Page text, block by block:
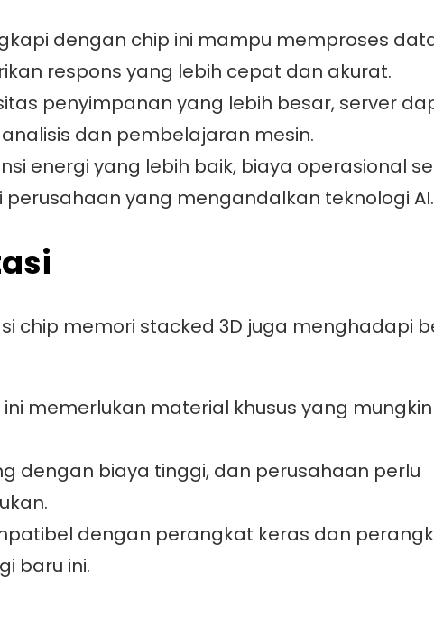
dengan chip ini mampu memproses
respons yang lebih cepat dan akurat.
penyimpanan yang lebih besar, server
dan pembelajaran mesin.
energi yang lebih baik, biaya operasional
yang mengandalkan teknologi AI.
chip memori stacked 3D juga menghadapi
ini memerlukan material khusus yang
dengan biaya tinggi, dan perusahaan perlu
dengan perangkat keras dan
baru ini.